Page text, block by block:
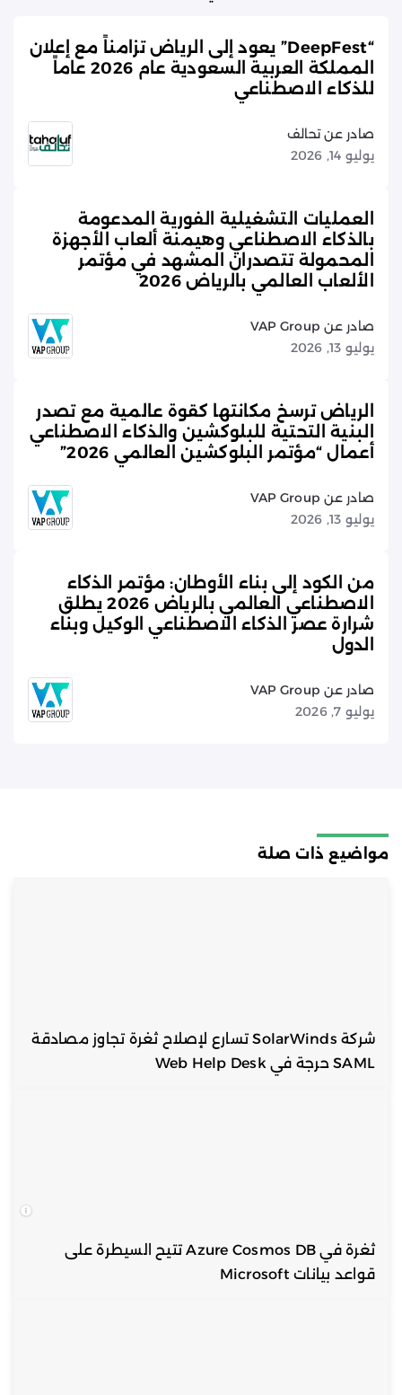
“DeepFest” يعود إلى الرياض تزامناً مع إعلان
المملكة العربية السعودية عام 2026 عاماً
للذكاء الاصطناعي
صادر عن تحالف
يوليو 14, 2026
العمليات التشغيلية الفورية المدعومة
بالذكاء الاصطناعي وهيمنة ألعاب الأجهزة
المحمولة تتصدران المشهد في مؤتمر
الألعاب العالمي بالرياض 2026
صادر عن VAP Group
يوليو 13, 2026
الرياض ترسخ مكانتها كقوة عالمية مع تصدر
البنية التحتية للبلوكشين والذكاء الاصطناعي
أعمال “مؤتمر البلوكشين العالمي 2026”
صادر عن VAP Group
يوليو 13, 2026
من الكود إلى بناء الأوطان: مؤتمر الذكاء
الاصطناعي العالمي بالرياض 2026 يطلق
شرارة عصر الذكاء الاصطناعي الوكيل وبناء
الدول
صادر عن VAP Group
يوليو 7, 2026
مواضيع ذات صلة
شركة SolarWinds تسارع لإصلاح ثغرة تجاوز مصادقة
SAML حرجة في Web Help Desk
ثغرة في Azure Cosmos DB تتيح السيطرة على
قواعد بيانات Microsoft